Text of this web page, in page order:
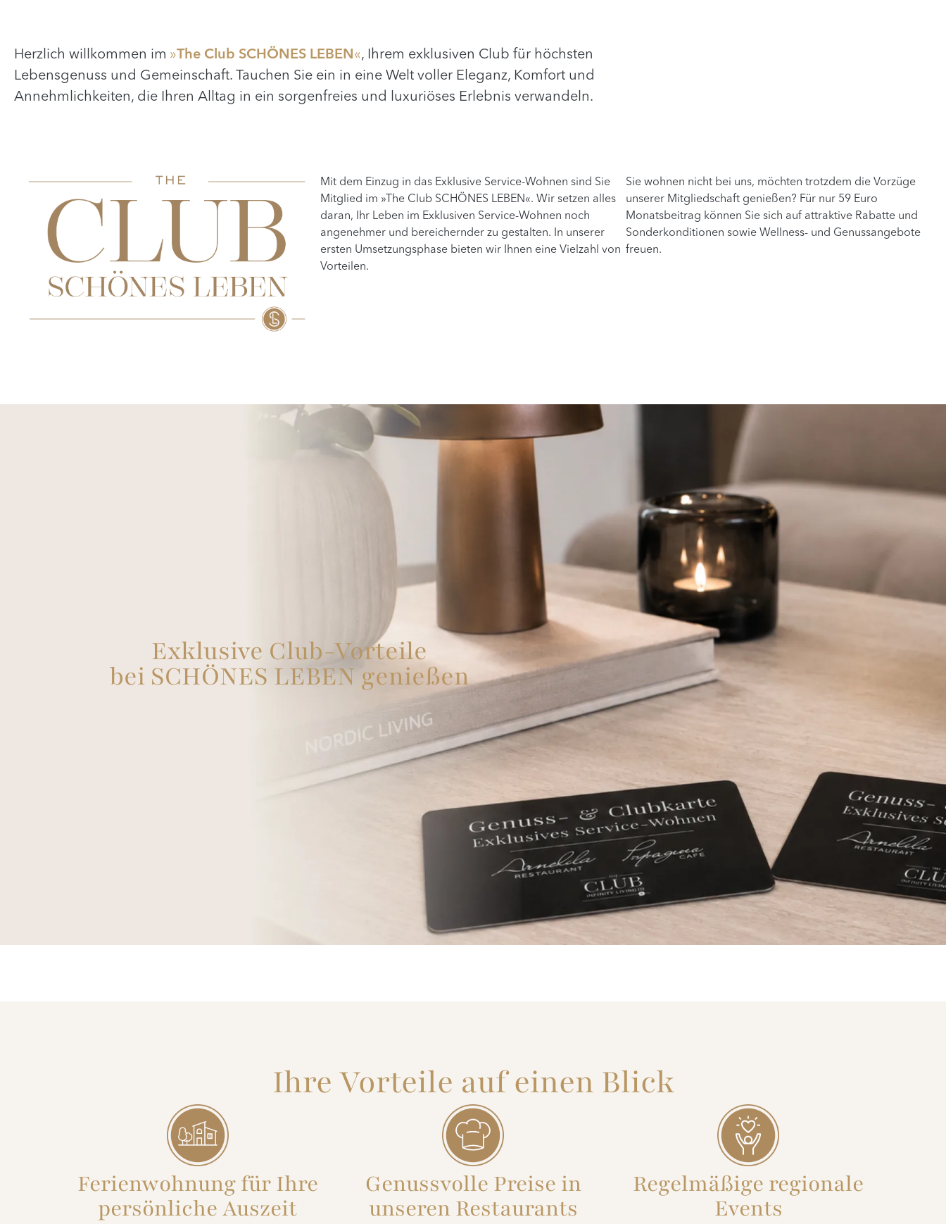
Herzlich willkommen im »The Club SCHÖNES LEBEN«, Ihrem exklusiven Club für höchsten
Lebensgenuss und Gemeinschaft. Tauchen Sie ein in eine Welt voller Eleganz, Komfort und
Annehmlichkeiten, die Ihren Alltag in ein sorgenfreies und luxuriöses Erlebnis verwandeln.
Mit dem Einzug in das Exklusive Service-Wohnen sind Sie
Mitglied im »The Club SCHÖNES LEBEN«. Wir setzen alles
daran, Ihr Leben im Exklusiven Service-Wohnen noch
angenehmer und bereichernder zu gestalten. In unserer
ersten Umsetzungsphase bieten wir Ihnen eine Vielzahl von
Vorteilen.
Sie wohnen nicht bei uns, möchten trotzdem die Vorzüge
unserer Mitgliedschaft genießen? Für nur 59 Euro
Monatsbeitrag können Sie sich auf attraktive Rabatte und
Sonderkonditionen sowie Wellness- und Genussangebote
freuen.
Exklusive Club-Vorteile
bei SCHÖNES LEBEN genießen
Ihre Vorteile auf einen Blick
Ferienwohnung für Ihre
persönliche Auszeit
Genussvolle Preise in
unseren Restaurants
Regelmäßige regionale
Events